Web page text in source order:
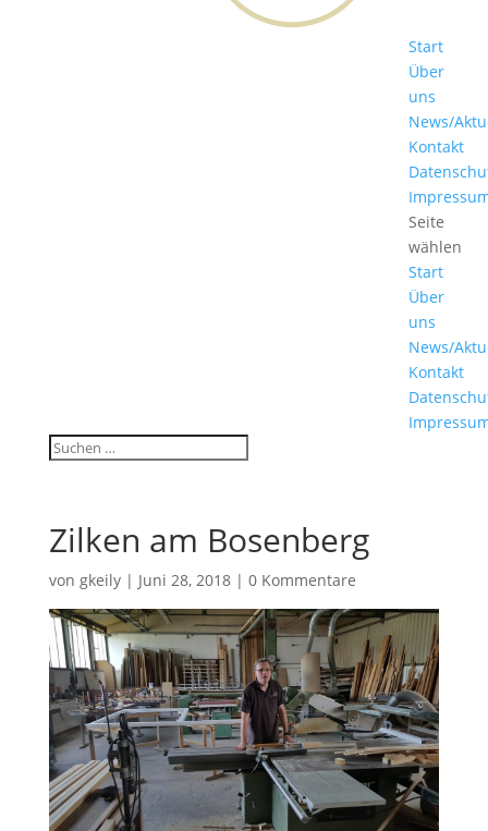
Start
Über
uns
News/
Kontakt
Seite
wählen
Start
Über
uns
News/
Kontakt
Zilken am Bosenberg
von gkeily| Juni 28, 2018| 0 Kommentare